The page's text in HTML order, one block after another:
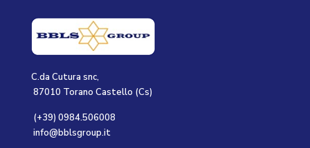
C.da Cutura snc,
87010 Torano Castello (Cs)
(+39) 0984.506008
info@bblsgroup.it